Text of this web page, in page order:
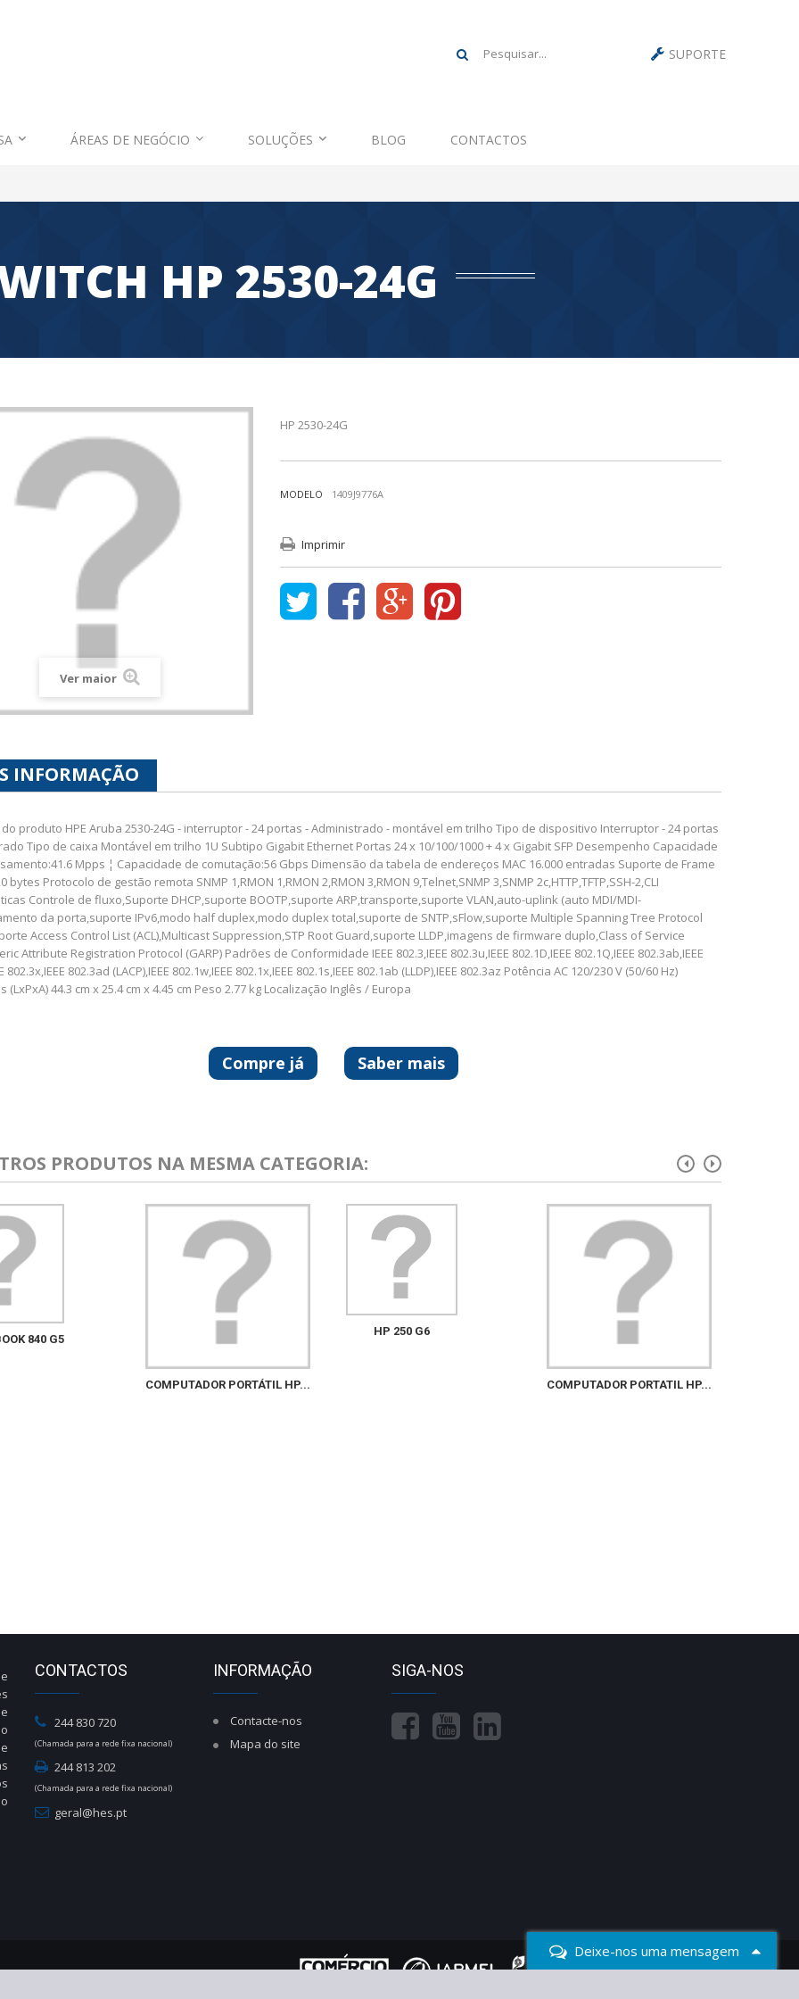
Deixe-nos uma mensagem
SUPORTE
ÁREAS DE NEGÓCIO SOLUÇÕES BLOG CONTACTOS
HP 2530-24G
Ver maior
HP 2530-24G
MODELO 1409J9776A
Imprimir
INFORMAÇÃO
produto HPE Aruba 2530-24G - interruptor - 24 portas - Administrado - montável em trilho Tipo de dispositivo Interruptor - 24 portas
Tipo de caixa Montável em trilho 1U Subtipo Gigabit Ethernet Portas 24 x 10/100/1000 + 4 x Gigabit SFP Desempenho Capacidade
Mpps ¦ Capacidade de comutação:56 Gbps Dimensão da tabela de endereços MAC 16.000 entradas Suporte de Frame
bytes Protocolo de gestão remota SNMP 1,RMON 1,RMON 2,RMON 3,RMON 9,Telnet,SNMP 3,SNMP 2c,HTTP,TFTP,SSH-2,CLI
Controle de fluxo,Suporte DHCP,suporte BOOTP,suporte ARP,transporte,suporte VLAN,auto-uplink (auto MDI/MDI-
da porta,suporte IPv6,modo half duplex,modo duplex total,suporte de SNTP,sFlow,suporte Multiple Spanning Tree Protocol
Access Control List (ACL),Multicast Suppression,STP Root Guard,suporte LLDP,imagens de firmware duplo,Class of Service
Attribute Registration Protocol (GARP) Padrões de Conformidade IEEE 802.3,IEEE 802.3u,IEEE 802.1D,IEEE 802.1Q,IEEE 802.3ab,IEEE
802.3x,IEEE 802.3ad (LACP),IEEE 802.1w,IEEE 802.1x,IEEE 802.1s,IEEE 802.1ab (LLDP),IEEE 802.3az Potência AC 120/230 V (50/60 Hz)
(LxPxA) 44.3 cm x 25.4 cm x 4.45 cm Peso 2.77 kg Localização Inglês / Europa
Saber mais
Compre já
PRODUTOS NA MESMA CATEGORIA:
840 G5
COMPUTADOR PORTÁTIL HP...
HP 250 G6
COMPUTADOR PORTATIL HP...
CONTACTOS
244 830 720
(Chamada para a rede fixa nacional)
244 813 202
(Chamada para a rede fixa nacional)
geral@hes.pt
INFORMAÇÃO
Contacte-nos
Mapa do site
SIGA-NOS